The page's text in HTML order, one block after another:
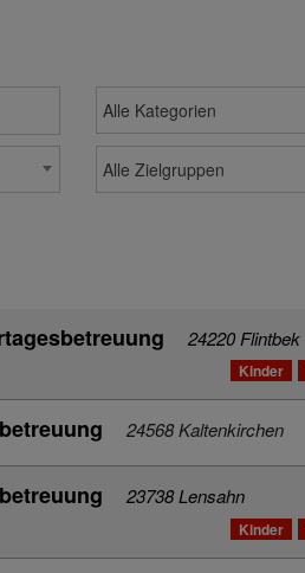
Alle Kategorien
Alle Zielgruppen
24220 Flintbek
Kinder
24568 Kaltenkirchen
23738 Lensahn
Kinder